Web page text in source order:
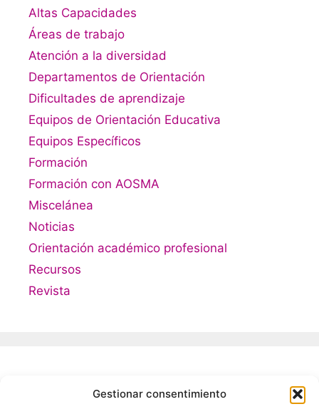
Gestionar consentimiento
Altas Capacidades
Áreas de trabajo
Atención a la diversidad
Departamentos de Orientación
Dificultades de aprendizaje
Equipos de Orientación Educativa
Equipos Específicos
Formación
Formación con AOSMA
Miscelánea
Noticias
Orientación académico profesional
Recursos
Revista